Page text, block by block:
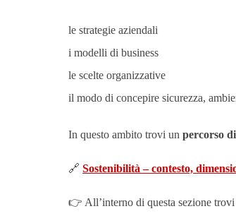
le strategie aziendali
i modelli di business
le scelte organizzative
il modo di concepire sicurezza,
In questo ambito trovi unpercorso
🔗Sostenibilità – contesto,
👉 All’interno di questa sezione